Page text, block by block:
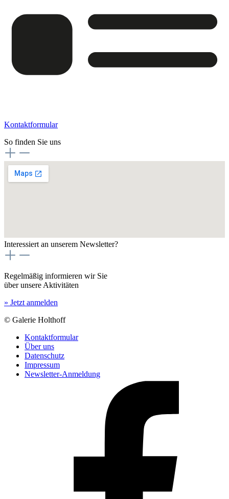
Kontaktformular
So finden Sie uns
Interessiert an unserem Newsletter?
Regelmäßig informieren wir Sie
über unsere Aktivitäten
» Jetzt anmelden
© Galerie Holthoff
Kontaktformular
Über uns
Datenschutz
Impressum
Newsletter-Anmeldung